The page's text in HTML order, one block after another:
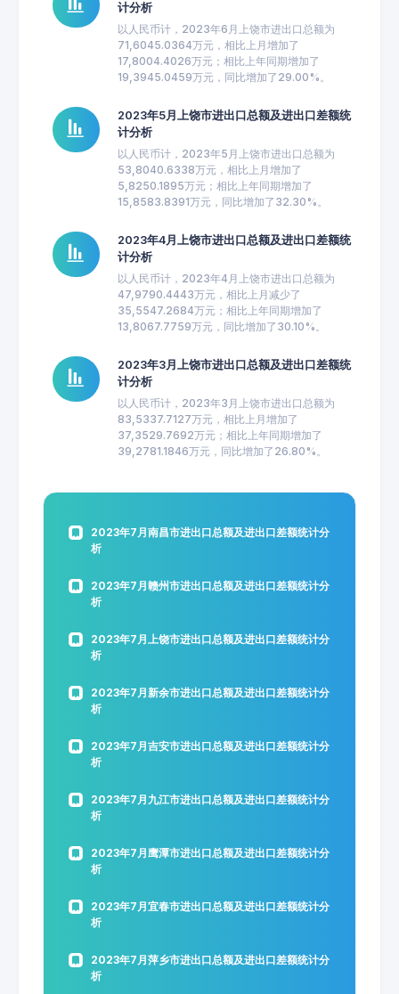
计分析
以人民币计，2023年6月上饶市进出口总额为
71,6045.0364万元，相比上月增加了
17,8004.4026万元；相比上年同期增加了
19,3945.0459万元，同比增加了29.00%。
2023年5月上饶市进出口总额及进出口差额统
计分析
以人民币计，2023年5月上饶市进出口总额为
53,8040.6338万元，相比上月增加了
5,8250.1895万元；相比上年同期增加了
15,8583.8391万元，同比增加了32.30%。
2023年4月上饶市进出口总额及进出口差额统
计分析
以人民币计，2023年4月上饶市进出口总额为
47,9790.4443万元，相比上月减少了
35,5547.2684万元；相比上年同期增加了
13,8067.7759万元，同比增加了30.10%。
2023年3月上饶市进出口总额及进出口差额统
计分析
以人民币计，2023年3月上饶市进出口总额为
83,5337.7127万元，相比上月增加了
37,3529.7692万元；相比上年同期增加了
39,2781.1846万元，同比增加了26.80%。
2023年7月南昌市进出口总额及进出口差额统计分
析
2023年7月赣州市进出口总额及进出口差额统计分
析
2023年7月上饶市进出口总额及进出口差额统计分
析
2023年7月新余市进出口总额及进出口差额统计分
析
2023年7月吉安市进出口总额及进出口差额统计分
析
2023年7月九江市进出口总额及进出口差额统计分
析
2023年7月鹰潭市进出口总额及进出口差额统计分
析
2023年7月宜春市进出口总额及进出口差额统计分
析
2023年7月萍乡市进出口总额及进出口差额统计分
析